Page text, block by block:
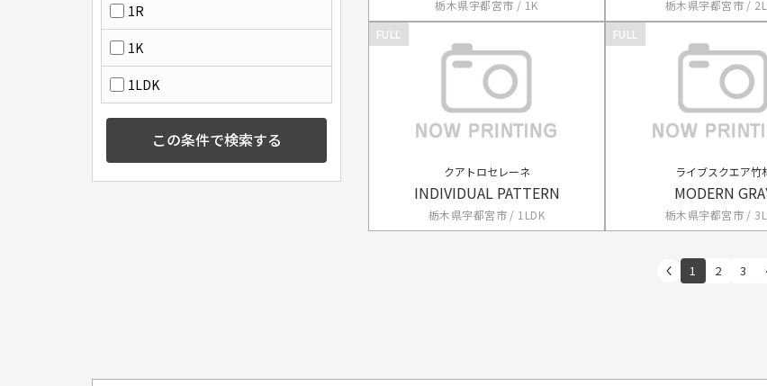
栃木県宇都宮市 / 1K 栃木県宇都宮市 /
FULL
クアトロセレーネ
INDIVIDUAL PATTERN
栃木県宇都宮市 / 1LDK
FULL
ライブスクエア竹
MODERN
栃木県宇都宮市 /
1 2 3
1R
1K
1LDK
この条件で検索する